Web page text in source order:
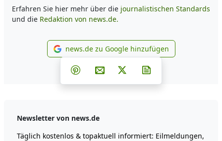
Erfahren Sie hier mehr über die journalistischen Standards
und die Redaktion von news.de.
news.de zu Google
news.de zu Google hinzufügen
Teilen auf Facebook
Teilen auf Whatsapp
Teilen auf Telegram
Teilen auf Pinterest
Per E-Mail teilen
Post auf X
Newsletter von news.de
Täglich kostenlos & topaktuell informiert: Eilmeldungen,